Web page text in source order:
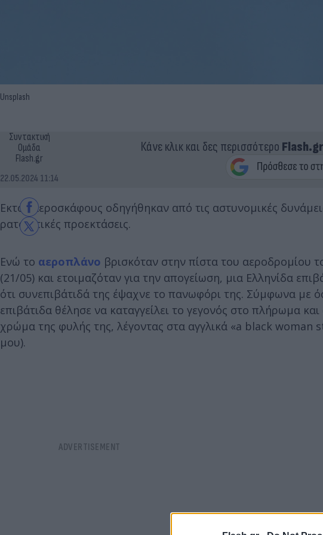
Unsplash
Συντακτική
Ομάδα
Flash.gr
22.05.2024 11:14
Κάνε κλικ και δες περισσότερο Flash.gr
Εκτός αεροσκάφους οδηγήθηκαν από τις αστυνομικές
ρατσιστικές προεκτάσεις.
Ενώ το αεροπλάνο βρισκόταν στην πίστα του αεροδρομίου
(21/05) και ετοιμαζόταν για την απογείωση, μια Ελληνίδα
ότι συνεπιβάτιδά της έψαχνε το πανωφόρι της. Σύμφωνα με
επιβάτιδα θέλησε να καταγγείλει το γεγονός στο πλήρωμα
χρώμα της φυλής της, λέγοντας στα αγγλικά «a black woman
μου).